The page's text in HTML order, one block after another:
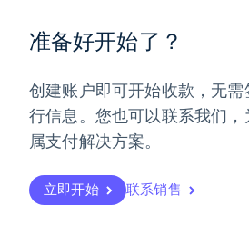
准备好开始了？
创建账户即可开始收款，无
行信息。您也可以联系我们
属支付解决方案。
立即开始 联系销售
挪威
葡萄牙
Português English
日本
日本語English
瑞典
瑞士
DeutschFrançais